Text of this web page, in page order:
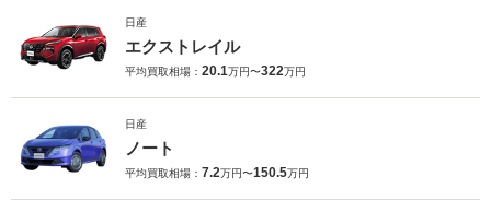
日産
エクストレイル
平均買取相場： 20.1万円〜322万円
日産
ノート
平均買取相場： 7.2万円〜150.5万円